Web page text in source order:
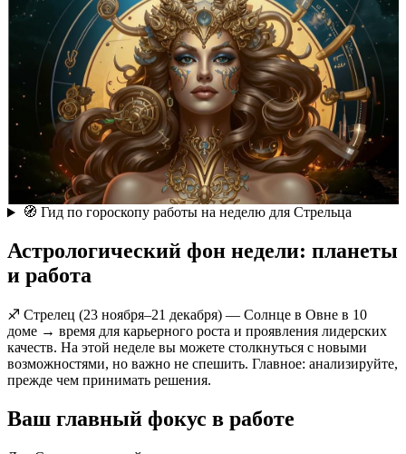
🧭 Гид по гороскопу работы на неделю для Стрельца
Астрологический фон недели: планеты
и работа
♐ Стрелец (23 ноября–21 декабря) — Солнце в Овне в 10
доме → время для карьерного роста и проявления лидерских
качеств. На этой неделе вы можете столкнуться с новыми
возможностями, но важно не спешить. Главное: анализируйте,
прежде чем принимать решения.
Ваш главный фокус в работе